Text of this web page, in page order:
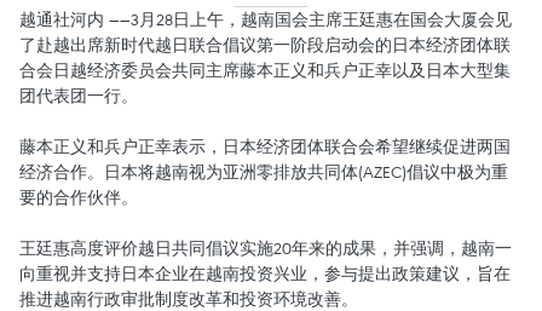
越通社河内 ——3月28日上午，越南国会主席王廷惠在国会大厦会见
了赴越出席新时代越日联合倡议第一阶段启动会的日本经济团体联
合会日越经济委员会共同主席藤本正义和兵户正幸以及日本大型集
团代表团一行。
藤本正义和兵户正幸表示，日本经济团体联合会希望继续促进两国
经济合作。日本将越南视为亚洲零排放共同体(AZEC)倡议中极为重
要的合作伙伴。
王廷惠高度评价越日共同倡议实施20年来的成果，并强调，越南一
向重视并支持日本企业在越南投资兴业，参与提出政策建议，旨在
推进越南行政审批制度改革和投资环境改善。